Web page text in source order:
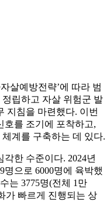
살예방전략’에 따라 범
립하고 자살 위험군 발
지침을 마련했다. 이번
호를 조기에 포착하고,
계를 구축하는 데 있다.
한 수준이다. 2024년
명으로 6000명에 육박했
는 3775명(전체 1만
가 빠르게 진행되는 상